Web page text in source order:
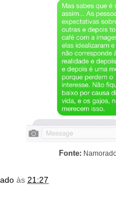
Fonte:
às 21:27